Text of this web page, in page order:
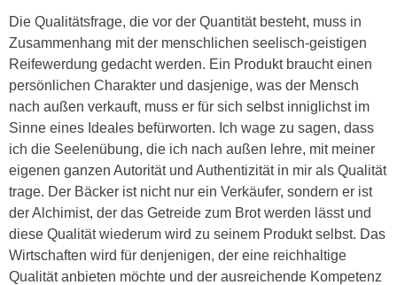
Die Qualitätsfrage, die vor der Quantität besteht, muss in
Zusammenhang mit der menschlichen seelisch-geistigen
Reifewerdung gedacht werden. Ein Produkt braucht einen
persönlichen Charakter und dasjenige, was der Mensch
nach außen verkauft, muss er für sich selbst inniglichst im
Sinne eines Ideales befürworten. Ich wage zu sagen, dass
ich die Seelenübung, die ich nach außen lehre, mit meiner
eigenen ganzen Autorität und Authentizität in mir als Qualität
trage. Der Bäcker ist nicht nur ein Verkäufer, sondern er ist
der Alchimist, der das Getreide zum Brot werden lässt und
diese Qualität wiederum wird zu seinem Produkt selbst. Das
Wirtschaften wird für denjenigen, der eine reichhaltige
Qualität anbieten möchte und der ausreichende Kompetenz